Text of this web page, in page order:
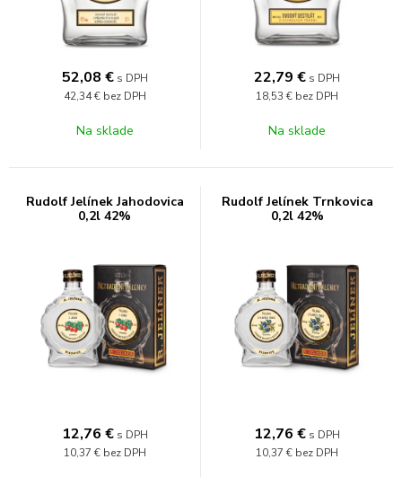
52,08 € s DPH
42,34 € bez DPH
Na sklade
22,79 € s DPH
18,53 € bez DPH
Na sklade
Rudolf Jelínek Jahodovica
0,2l 42%
12,76 € s DPH
10,37 € bez DPH
Rudolf Jelínek Trnkovica
0,2l 42%
12,76 € s DPH
10,37 € bez DPH